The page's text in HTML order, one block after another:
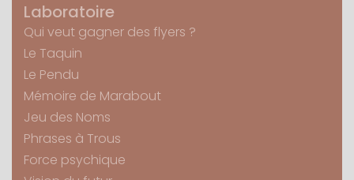
Laboratoire
Qui veut gagner des flyers ?
Le Taquin
Le Pendu
Mémoire de Marabout
Jeu des Noms
Phrases à Trous
Force psychique